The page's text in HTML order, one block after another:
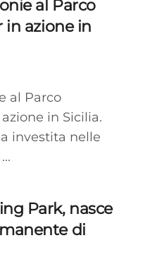
al Parco
in azione in
al Parco
in Sicilia.
investita nelle
Park, nasce
di